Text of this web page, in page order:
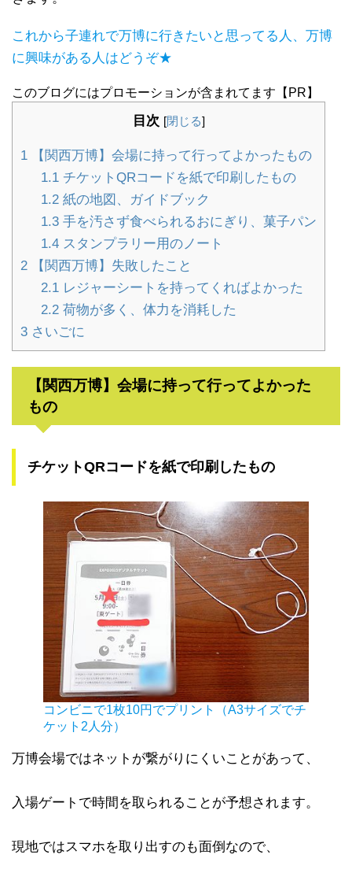
これから子連れで万博に行きたいと思ってる人、万博
に興味がある人はどうぞ★
このブログにはプロモーションが含まれてます【PR】
目次 [閉じる]
1 【関西万博】会場に持って行ってよかったもの
1.1チケットQRコードを紙で印刷したもの
1.2紙の地図、ガイドブック
1.3手を汚さず食べられるおにぎり、菓子パン
1.4スタンプラリー用のノート
2 【関西万博】失敗したこと
2.1レジャーシートを持ってくればよかった
2.2荷物が多く、体力を消耗した
3 さいごに
【関西万博】会場に持って行ってよかった
もの
チケットQRコードを紙で印刷したもの
コンビニで1枚10円でプリント（A3サイズでチ
ケット2人分）
万博会場ではネットが繋がりにくいことがあって、
入場ゲートで時間を取られることが予想されます。
現地ではスマホを取り出すのも面倒なので、